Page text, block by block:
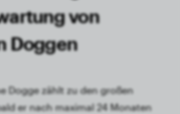
von
Doggen
Dogge zählt zu den großen
er nach maximal 24 Monaten